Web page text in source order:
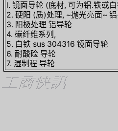
l. 镜面导轮 (底材, 可为铝.铁或
2. 硬阳 (质)处理, ~抛光亮面~
3. 阳极处理 铝导轮
4. 碳纤维系列,
5. 白铁 sus 304316 镜面导轮
6. 耐酸硷 导轮
7. 湿制程 导轮